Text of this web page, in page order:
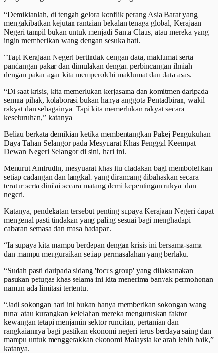
“Demikianlah, di tengah gelora konflik perang Asia Barat yang
mengakibatkan kejutan rantaian bekalan tenaga global, Kerajaan
Negeri tampil bukan untuk menjadi Santa Claus, atau mereka yang
ingin memberikan wang dengan sesuka hati.
“Tapi Kerajaan Negeri bertindak dengan data, maklumat serta
pandangan pakar dan dimulakan dengan perbincangan ilmiah
dengan pakar agar kita memperolehi maklumat dan data asas.
“Di saat krisis, kita memerlukan kerjasama dan komitmen daripada
semua pihak, kolaborasi bukan hanya anggota Pentadbiran, wakil
rakyat dan sebagainya. Tapi kita memerlukan rakyat secara
keseluruhan,” katanya.
Beliau berkata demikian ketika membentangkan Pakej Pengukuhan
Daya Tahan Selangor pada Mesyuarat Khas Penggal Keempat
Dewan Negeri Selangor di sini, hari ini.
Menurut Amirudin, mesyuarat khas itu diadakan bagi membolehkan
setiap cadangan dan langkah yang dirancang dibahaskan secara
teratur serta dinilai secara matang demi kepentingan rakyat dan
negeri.
Katanya, pendekatan tersebut penting supaya Kerajaan Negeri dapat
mengenal pasti tindakan yang paling sesuai bagi menghadapi
cabaran semasa dan masa hadapan.
“Ia supaya kita mampu berdepan dengan krisis ini bersama-sama
dan mampu menguraikan setiap permasalahan yang berlaku.
“Sudah pasti daripada sidang 'focus group' yang dilaksanakan
pasukan petugas khas selama ini kita menerima banyak permohonan
namun ada limitasi tertentu.
“Jadi sokongan hari ini bukan hanya memberikan sokongan wang
tunai atau kurangkan kelelahan mereka menguruskan faktor
kewangan tetapi menjamin sektor runcitan, pertanian dan
rangkaiannya bagi pastikan ekonomi negeri terus berdaya saing dan
mampu untuk menggerakkan ekonomi Malaysia ke arah lebih baik,”
katanya.